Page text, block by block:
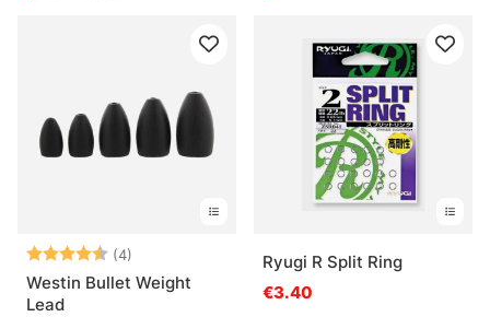
Note: (4)
Westin Bullet Weight
Lead
Ryugi R Split Ring
€3.40